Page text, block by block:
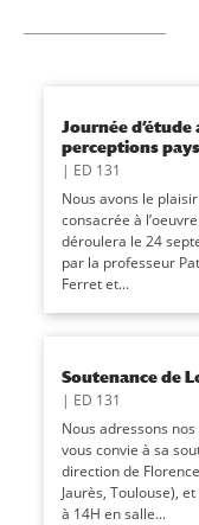
Journée d’étude
perceptions
| ED 131
Nous avons le
consacrée à
déroulera le 24
par la professeur
Ferret et...
Soutenance de
| ED 131
Nous adressons
vous convie à sa
direction de
Jaurès, Toulouse),
à 14H en salle...